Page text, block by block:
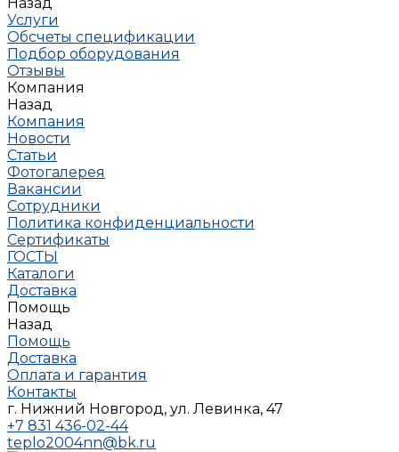
Услуги
Обсчеты спецификации
Подбор оборудования
Отзывы
Компания
Назад
Компания
Новости
Статьи
Фотогалерея
Вакансии
Сотрудники
Политика конфиденциальности
Сертификаты
ГОСТЫ
Каталоги
Доставка
Помощь
Назад
Помощь
Доставка
Оплата и гарантия
Контакты
г. Нижний Новгород, ул. Левинка, 47
+7 831 436-02-44
teplo2004nn@bk.ru